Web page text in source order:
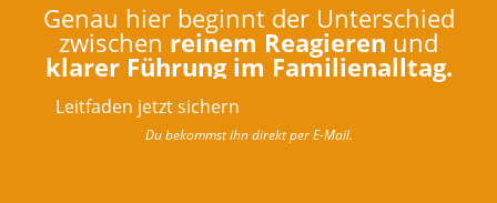
Genau hier beginnt der Unterschied
zwischen reinem Reagieren und
klarer Führung im Familienalltag.
Leitfaden jetzt sichern
Du bekommst ihn direkt per E-Mail.